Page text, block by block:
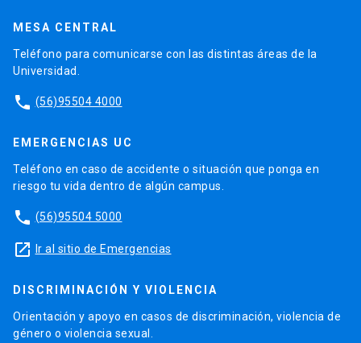
MESA CENTRAL
Teléfono para comunicarse con las distintas áreas de la
Universidad.
phone (56)95504 4000
EMERGENCIAS UC
Teléfono en caso de accidente o situación que ponga en
riesgo tu vida dentro de algún campus.
phone (56)95504 5000
launch Ir al sitio de Emergencias
DISCRIMINACIÓN Y VIOLENCIA
Orientación y apoyo en casos de discriminación, violencia de
género o violencia sexual.